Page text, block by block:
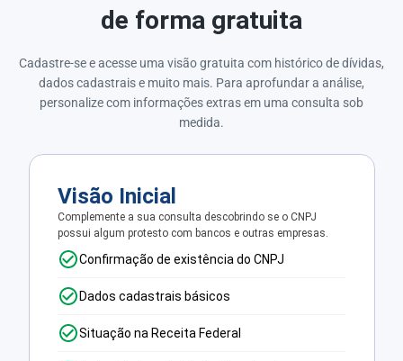
de forma gratuita
Cadastre-se e acesse uma visão gratuita com histórico de dívidas,
dados cadastrais e muito mais. Para aprofundar a análise,
personalize com informações extras em uma consulta sob
medida.
Visão Inicial
Complemente a sua consulta descobrindo se o CNPJ
possui algum protesto com bancos e outras empresas.
Confirmação de existência do CNPJ
Dados cadastrais básicos
Situação na Receita Federal